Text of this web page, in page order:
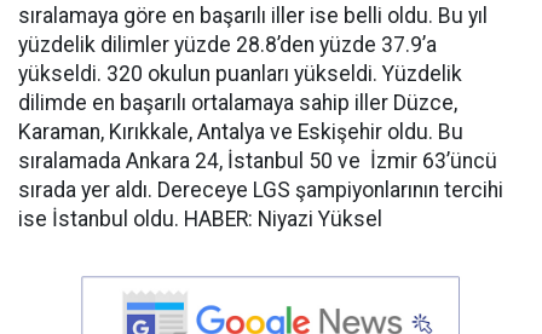
sıralamaya göre en başarılı iller ise belli oldu. Bu yıl
yüzdelik dilimler yüzde 28.8’den yüzde 37.9’a
yükseldi. 320 okulun puanları yükseldi. Yüzdelik
dilimde en başarılı ortalamaya sahip iller Düzce,
Karaman, Kırıkkale, Antalya ve Eskişehir oldu. Bu
sıralamada Ankara 24, İstanbul 50 ve İzmir 63’üncü
sırada yer aldı. Dereceye LGS şampiyonlarının tercihi
ise İstanbul oldu. HABER: Niyazi Yüksel